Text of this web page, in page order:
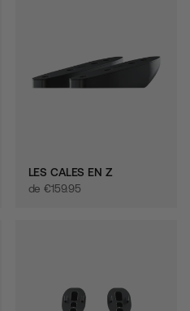
LES CALES EN Z
de€‎159.95